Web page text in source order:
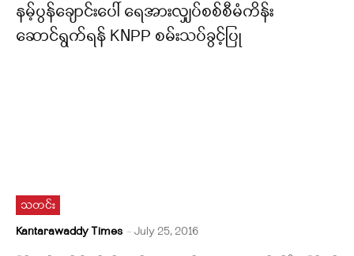
နမ့်ပွန်ချောင်းပေါ် ရေအားလျှပ်စစ်စီမံကိန်း
ဆောင်ရွက်ရန် KNPP စမ်းသပ်ခွင့်ပြု
သတင်း
Kantarawaddy Times - July 25, 2016